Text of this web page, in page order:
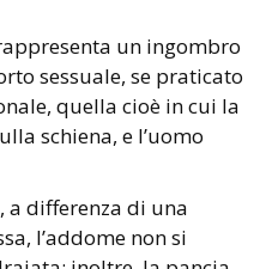
un ingombro
sessuale, se praticato
quella cioè in cui la
schiena, e l’uomo
differenza di una
l’addome non si